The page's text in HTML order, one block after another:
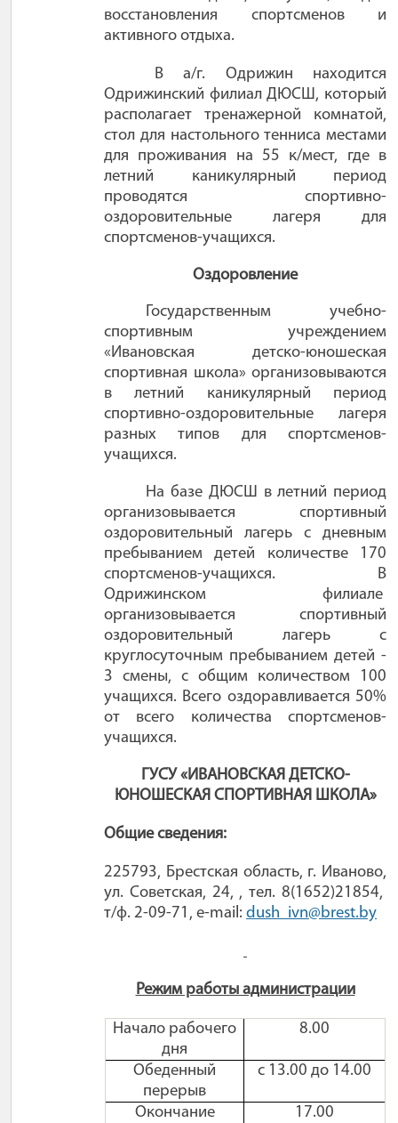
восстановления спортсменов и
активного отдыха.
В а/г. Одрижин находится
Одрижинский филиал ДЮСШ, который
располагает тренажерной комнатой,
стол для настольного тенниса местами
для проживания на 55 к/мест, где в
летний каникулярный период
проводятся спортивно-
оздоровительные лагеря для
спортсменов-учащихся.
Оздоровление
Государственным учебно-
спортивным учреждением
«Ивановская детско-юношеская
спортивная школа» организовываются
в летний каникулярный период
спортивно-оздоровительные лагеря
разных типов для спортсменов-
учащихся.
На базе ДЮСШ в летний период
организовывается спортивный
оздоровительный лагерь с дневным
пребыванием детей количестве 170
спортсменов-учащихся. В
Одрижинском филиале
организовывается спортивный
оздоровительный лагерь с
круглосуточным пребыванием детей -
3 смены, с общим количеством 100
учащихся. Всего оздоравливается 50%
от всего количества спортсменов-
учащихся.
ГУСУ «ИВАНОВСКАЯ ДЕТСКО-
ЮНОШЕСКАЯ СПОРТИВНАЯ ШКОЛА»
Общие сведения:
225793, Брестская область, г. Иваново,
ул. Советская, 24, , тел. 8(1652)21854,
т/ф. 2-09-71, e-mail : dush ivn@brest.by
Режим работы администрации
Начало рабочего
дня
8.00
Обеденный
перерыв
с 13.00 до 14.00
Окончание
17.00